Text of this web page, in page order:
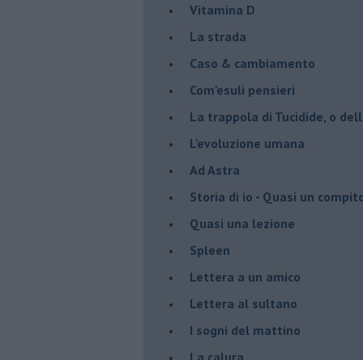
Vitamina D
La strada
Caso & cambiamento
Com'esuli pensieri
La trappola di Tucidide, o
L'evoluzione umana
Ad Astra
Storia di io - Quasi un
Quasi una lezione
Spleen
Lettera a un amico
Lettera al sultano
I sogni del mattino
La calura